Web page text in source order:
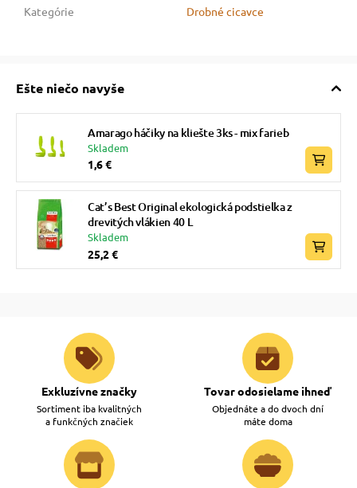
poukazy
Kategórie Drobné cicavce
Ešte niečo navyše
Amarago háčiky na kliešte 3ks - mix farieb
Skladem
1,6 €
Cat’s Best Original ekologická podstielka z
drevitých vlákien 40 L
Skladem
25,2 €
Exkluzívne značky
Sortiment iba kvalitných
a funkčných značiek
Tovar odosielame ihneď
Objednáte a do dvoch dní
máte doma